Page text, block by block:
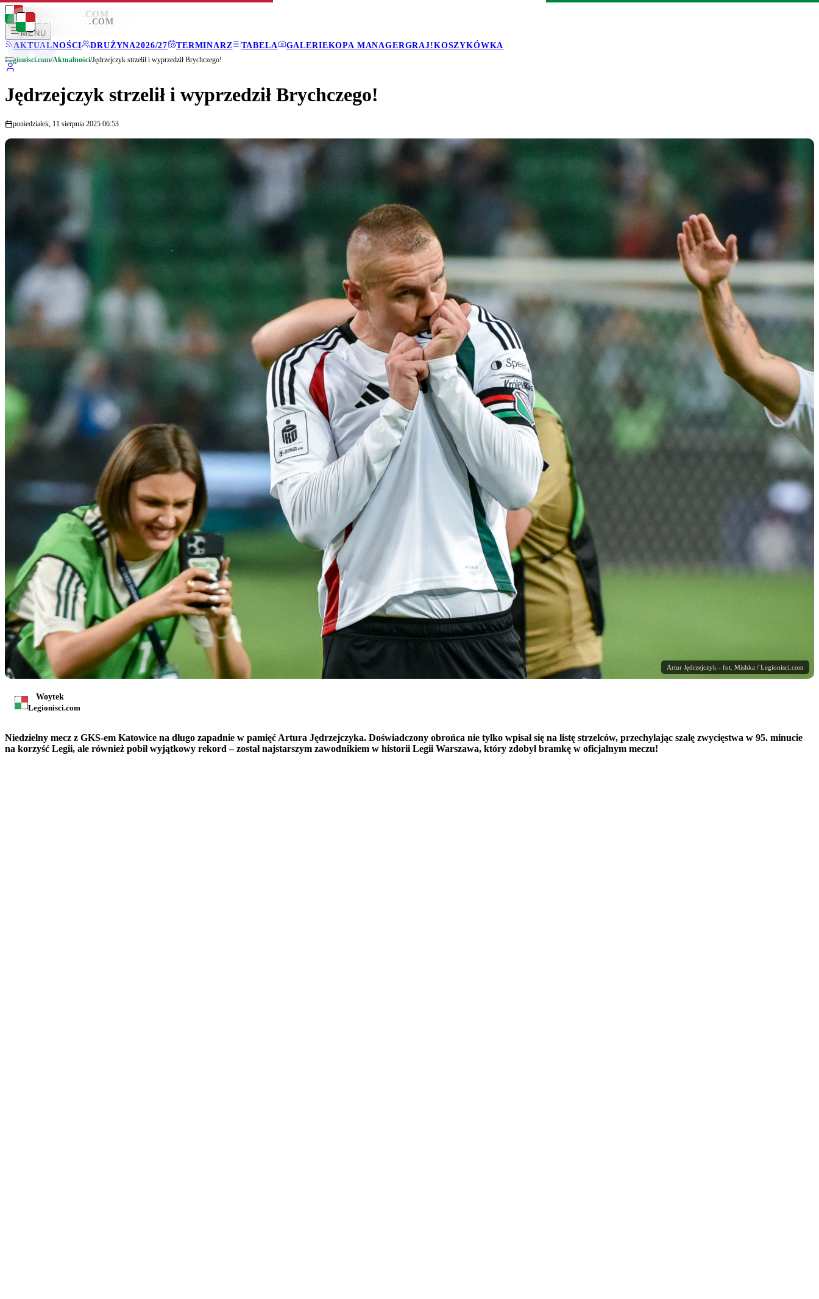
LEGIONISCI .COM
MENU
AKTUALNOŚCI
DRUŻYNA2026/27 TERMINARZ TABELA GALERIEKOPA MANAGERGRAJ!KOSZYKÓWKA
LEGIONISCI .COM
Legionisci.com/Aktualności/Jędrzejczyk strzelił i wyprzedził Brychczego!
Jędrzejczyk strzelił i wyprzedził Brychczego!
poniedziałek, 11 sierpnia 2025 06:53
Artur Jędrzejczyk - fot. Mishka / Legionisci.com
Woytek
Legionisci.com
Niedzielny mecz z GKS-em Katowice na długo zapadnie w pamięć Artura Jędrzejczyka. Doświadczony obrońca nie tylko wpisał się na listę strzelców, przechylając szalę zwycięstwa w 95. minucie
na korzyść Legii, ale również pobił wyjątkowy rekord – został najstarszym zawodnikiem w historii Legii Warszawa, który zdobył bramkę w oficjalnym meczu!